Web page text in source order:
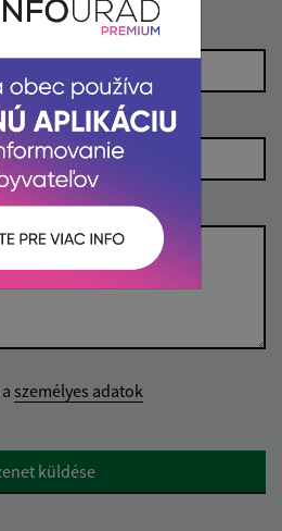
személyes adatok
küldése